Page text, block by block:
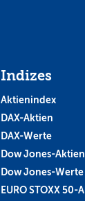
Indizes
Aktienindex
DAX-Aktien
DAX-Werte
Dow Jones-Aktien
Dow Jones-Werte
EURO STOXX 50-